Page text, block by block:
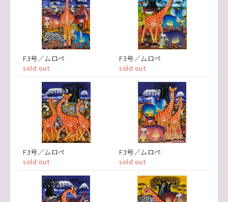
F3号／ムロペ
sold out
F3号／ムロペ
sold out
F3号／ムロペ
sold out
F3号／ムロペ
sold out